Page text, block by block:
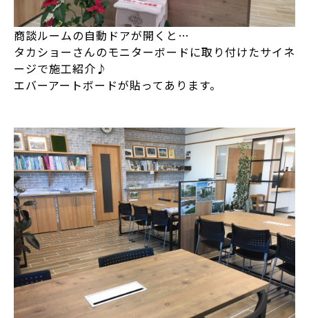
商談ルームの自動ドアが開くと…
タカショーさんのモニターボードに取り付けたサイネ
ージで施工紹介♪
エバーアートボードが貼ってあります。